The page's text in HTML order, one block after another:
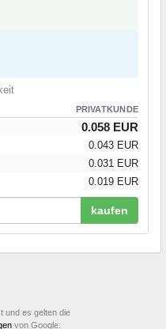
PRIVATKUNDE
0.058 EUR
0.043 EUR
0.031 EUR
0.019 EUR
kaufen
und es gelten die
von Google.